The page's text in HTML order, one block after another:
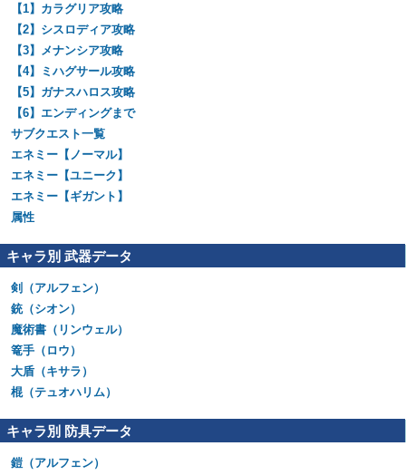
【1】カラグリア攻略
【2】シスロディア攻略
【3】メナンシア攻略
【4】ミハグサール攻略
【5】ガナスハロス攻略
【6】エンディングまで
サブクエスト一覧
エネミー【ノーマル】
エネミー【ユニーク】
エネミー【ギガント】
属性
キャラ別 武器データ
剣（アルフェン）
銃（シオン）
魔術書（リンウェル）
篭手（ロウ）
大盾（キサラ）
棍（テュオハリム）
キャラ別 防具データ
鎧（アルフェン）